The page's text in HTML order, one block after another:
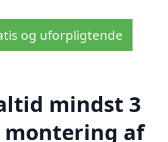
og uforpligtende
mindst 3
af